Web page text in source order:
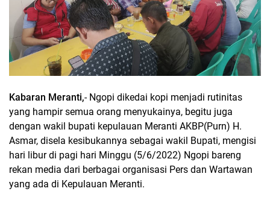
Kabaran Meranti,- Ngopi dikedai kopi menjadi rutinitas
yang hampir semua orang menyukainya, begitu juga
dengan wakil bupati kepulauan Meranti AKBP(Purn) H.
Asmar, disela kesibukannya sebagai wakil Bupati, mengisi
hari libur di pagi hari Minggu (5/6/2022) Ngopi bareng
rekan media dari berbagai organisasi Pers dan Wartawan
yang ada di Kepulauan Meranti.